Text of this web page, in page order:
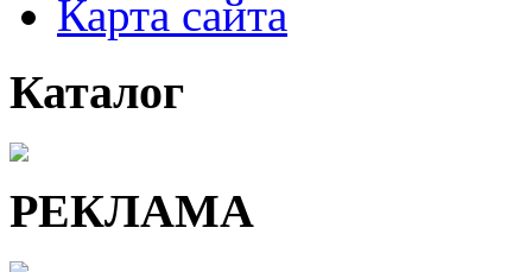
Карта сайта
Каталог
РЕКЛАМА